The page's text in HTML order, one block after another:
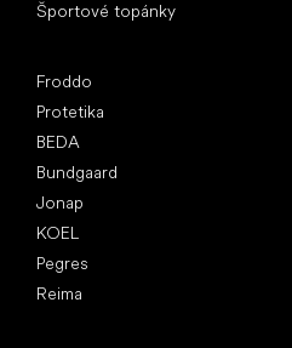
Športové topánky
Froddo
Protetika
BEDA
Bundgaard
Jonap
KOEL
Pegres
Reima